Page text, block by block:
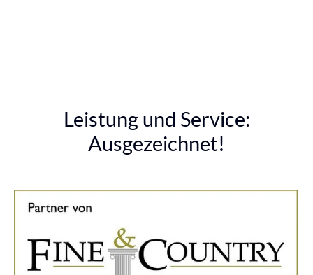
Leistung und Service:
Ausgezeichnet!